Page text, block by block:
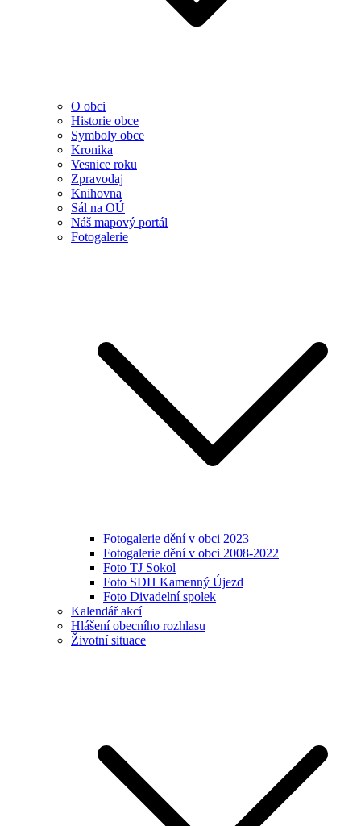
O obci
Historie obce
Symboly obce
Kronika
Vesnice roku
Zpravodaj
Knihovna
Sál na OÚ
Náš mapový portál
Fotogalerie
Fotogalerie dění v obci 2023
Fotogalerie dění v obci 2008-2022
Foto TJ Sokol
Foto SDH Kamenný Újezd
Foto Divadelní spolek
Kalendář akcí
Hlášení obecního rozhlasu
Životní situace